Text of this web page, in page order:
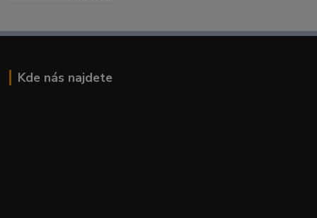
Kde nás najdete